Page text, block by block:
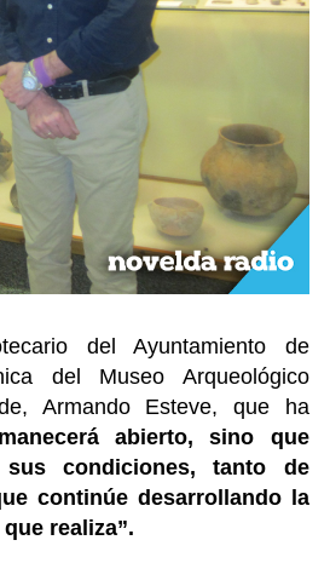
del Ayuntamiento de
del Museo Arqueológico
Armando Esteve, que ha
abierto, sino que
condiciones, tanto de
continúe desarrollando la
realiza”.